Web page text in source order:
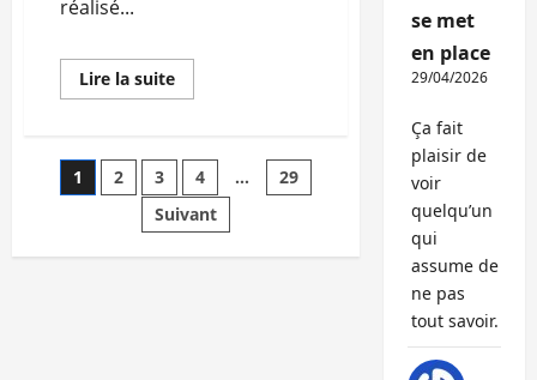
réalisé...
Lire la suiteEn
savoir
au
pied
du
podium
du
vélo »
Pagination
1 2 3 4 …
29
Suivant
se met
en place
29/04/2026
Ça fait
plaisir de
voir
quelqu’un
qui
assume de
ne pas
tout savoir.